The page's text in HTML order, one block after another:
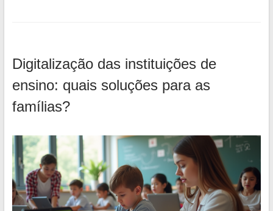
Digitalização das instituições de
ensino: quais soluções para as
famílias?